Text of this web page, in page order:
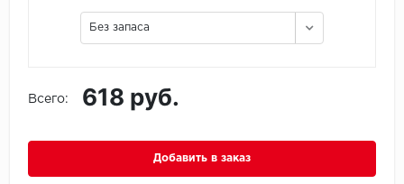
Juteks
Без запаса
Всего: 618 руб.
Добавить в заказ